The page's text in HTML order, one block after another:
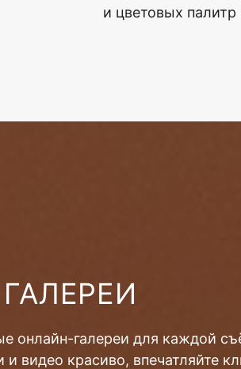
и цветовых палитр
онлайн-галереи для каждой
видео красиво, впечатляйте